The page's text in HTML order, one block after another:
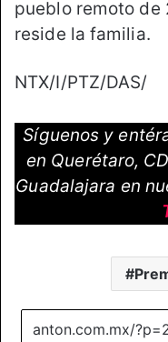
pueblo remoto
reside la familia.
NTX/I/PTZ/DAS/
Síguenos y
en Querétaro,
Guadalajara en